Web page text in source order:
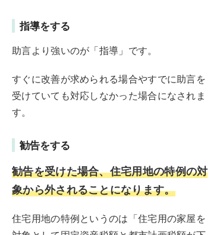
指導をする
助言より強いのが「指導」です。
すぐに改善が求められる場合やすでに助言を
受けていても対応しなかった場合になされま
す。
勧告をする
勧告を受けた場合、住宅用地の特例の対
象から外されることになります。
住宅用地の特例というのは「住宅用の家屋を